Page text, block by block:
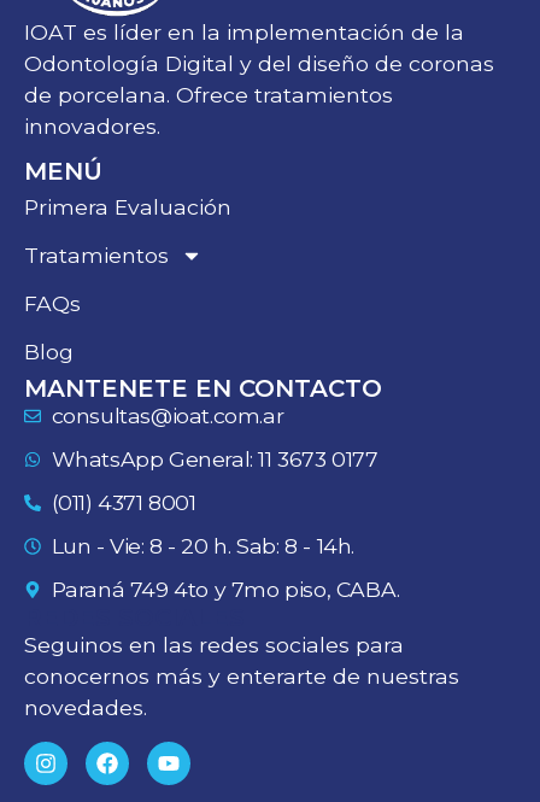
IOAT es líder en la implementación de la
Odontología Digital y del diseño de coronas
de porcelana. Ofrece tratamientos
innovadores.
MENÚ
Primera Evaluación
Tratamientos
FAQs
Blog
MANTENETE EN CONTACTO
consultas@ioat.com.ar
WhatsApp General: 11 3673 0177
(011) 4371 8001
Lun - Vie: 8 - 20 h. Sab: 8 - 14h.
Paraná 749 4to y 7mo piso, CABA.
Seguinos en las redes sociales para
conocernos más y enterarte de nuestras
novedades.